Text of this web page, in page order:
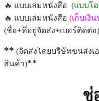
🔥 แบบเล่มหนังสือ (แบบโ
🔥 แบบเล่มหนังสือ (เก็บเงิ
(ชื่อ+ที่อยู่จัดส่ง+เบอร์ติดต่อ
** (จัดส่งโดยบริษัทขนส่งเ
สินค้า)**